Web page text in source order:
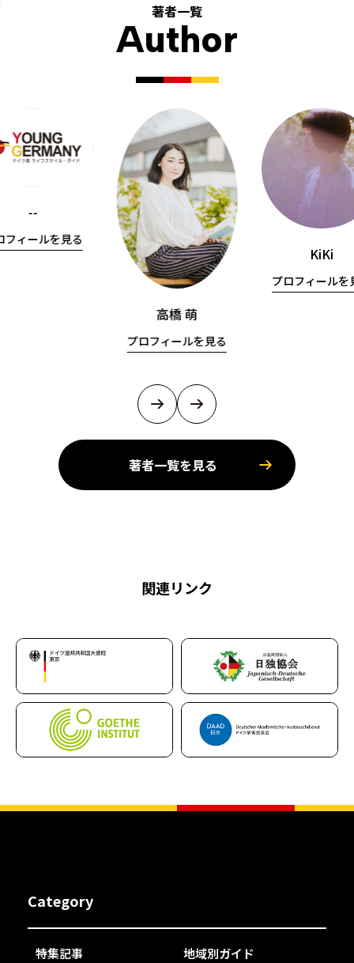
著者一覧
Author
--
フィールを見る
高橋 萌
プロフィールを見る
KiKi
プロフィールを
著者一覧を見る
関連リンク
Category
特集記事
地域別ガイド